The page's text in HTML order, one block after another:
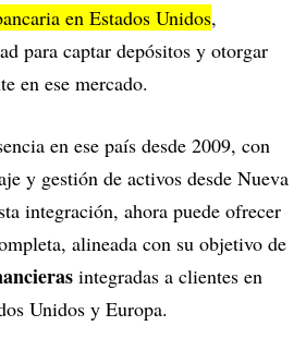
en Estados Unidos,
para captar depósitos y otorgar
en ese mercado.
en ese país desde 2009, con
y gestión de activos desde Nueva
integración, ahora puede ofrecer
alineada con su objetivo de
integradas a clientes en
Unidos y Europa.